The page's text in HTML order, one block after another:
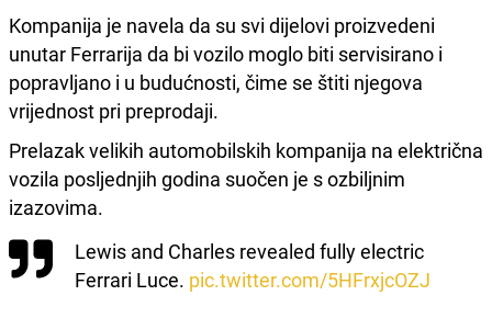
Kompanija je navela da su svi dijelovi proizvedeni
unutar Ferrarija da bi vozilo moglo biti servisirano i
popravljano i u budućnosti, čime se štiti njegova
vrijednost pri preprodaji.
Prelazak velikih automobilskih kompanija na električna
vozila posljednjih godina suočen je s ozbiljnim
izazovima.
Lewis and Charles revealed fully electric
Ferrari Luce. pic.twitter.com/5HFrxjcOZJ